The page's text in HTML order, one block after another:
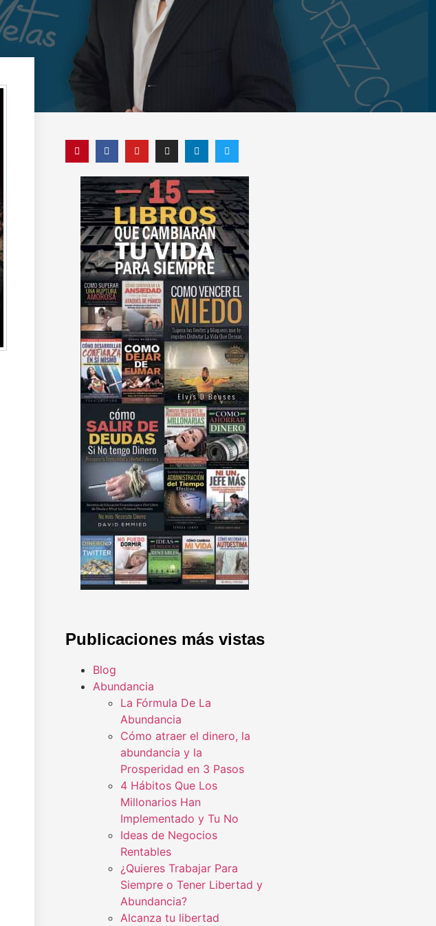
Publicaciones más vistas
Blog
Abundancia
La Fórmula De La
Abundancia
Cómo atraer el dinero, la
abundancia y la
Prosperidad en 3 Pasos
4 Hábitos Que Los
Millonarios Han
Implementado y Tu No
Ideas de Negocios
Rentables
¿Quieres Trabajar Para
Siempre o Tener Libertad y
Abundancia?
Alcanza tu libertad